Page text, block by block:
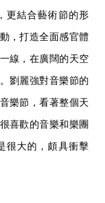
更結合藝術節的形
，打造全面感官體
線，在廣闊的天空
劉麗強對音樂節的
樂節，看著整個天
喜歡的音樂和樂團
很大的，頗具衝擊